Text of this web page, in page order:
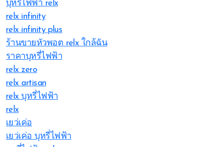
บุหรี่ไฟฟ้า relx
relx infinity
relx infinity plus
ร้านขายหัวพอต relx ใกล้ฉัน
ราคาบุหรี่ไฟฟ้า
relx zero
relx artisan
relx บุหรี่ไฟฟ้า
relx
เยว่เค่อ
เยว่เค่อ บุหรี่ไฟฟ้า